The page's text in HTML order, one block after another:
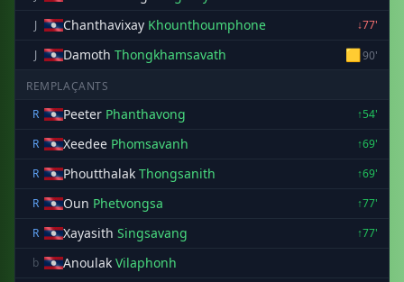
J
Chanthavixay Khounthoumphone
↓77'
J
Damoth Thongkhamsavath 🟨90'
REMPLAÇANTS
R
Peeter Phanthavong
↑54'
R
Xeedee Phomsavanh
↑69'
R
Phoutthalak Thongsanith
↑69'
R
Oun Phetvongsa
↑77'
R
Xayasith Singsavang
↑77'
b
Anoulak Vilaphonh